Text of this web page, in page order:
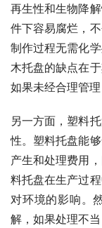
再生性和生物降
件下容易腐烂，
制作过程无需化
木托盘的缺点在
如果未经合理管
另一方面，塑料
性。塑料托盘能
产生和处理费用
料托盘在生产过
对环境的影响。
解，如果处理不